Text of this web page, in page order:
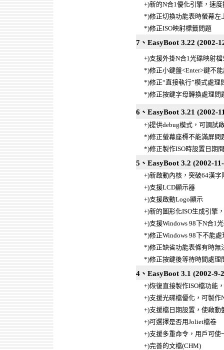
+)新的N合1優化引擎，速
*)修正切換功能表時螢幕左
*)修正ISO映射標籤問題
7、EasyBoot 3.22 (2002-
+)支援外掛N合1光碟映射
*)修正小鍵盤<Enter>鍵不
*)修正“直接執行”模式處理
*)修正按鍵字母轉換處理問
6、EasyBoot 3.21 (2002-
+)提供debug模式，可調試
*)修正螢幕座標不能滿屏問
*)修正製作ISO時設置日期
5、EasyBoot 3.2 (2002-
+)新啟動內核，突破64漢字
+)支援LCD顯示器
+)支援啟動Logo顯示
+)新的圖形化ISO生成引擎
+)支援Windows 98下N合1
*)修正Windows 98下不能
*)修正缺省功能表條有時無
*)修正按鍵後等待時間處理
4、EasyBoot 3.1 (2002-9-
+)恢復直接製作ISO檔功能
+)支援光碟檔優化，可製作
+)支援檔日期設置，使啟動
+)可選擇是否用Joliet檔卷
+)支援多重命令，用戶可
+)完善的文檔(CHM)